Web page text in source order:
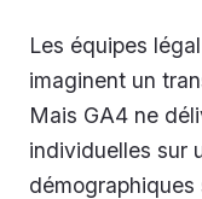
Les équipes
imaginent un
Mais GA4 ne
individuelles sur